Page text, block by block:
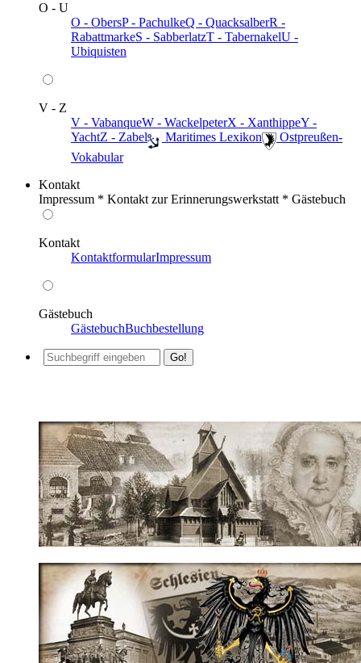
O - U
O - ObersP - PachulkeQ - QuacksalberR -
RabattmarkeS - SabberlatzT - TabernakelU -
Ubiquisten
V - Z
V - VabanqueW - WackelpeterX - XanthippeY -
YachtZ - Zabel ️ Maritimes Lexikon
️ Ostpreußen-
Vokabular
Kontakt
Impressum * Kontakt zur Erinnerungswerkstatt * Gästebuch
Kontakt
KontaktformularImpressum
Gästebuch
GästebuchBuchbestellung